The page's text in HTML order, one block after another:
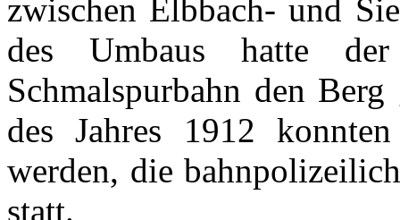
zwischen Elbbach- und
des Umbaus hatte
Schmalspurbahn den
des Jahres 1912
werden, die
statt.